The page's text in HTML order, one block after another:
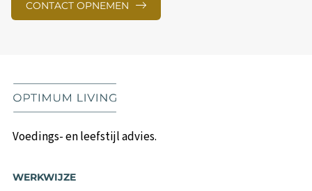
CONTACT OPNEMEN
Voedings- en leefstijl advies.
WERKWIJZE